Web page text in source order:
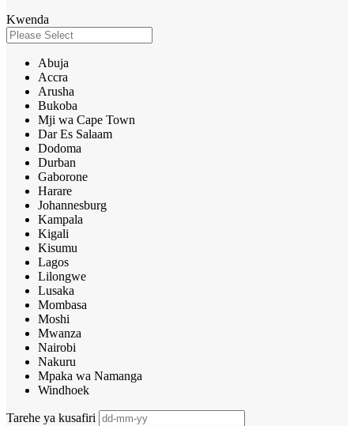
Kwenda
Abuja
Accra
Arusha
Bukoba
Mji wa Cape Town
Dar Es Salaam
Dodoma
Durban
Gaborone
Harare
Johannesburg
Kampala
Kigali
Kisumu
Lagos
Lilongwe
Lusaka
Mombasa
Moshi
Mwanza
Nairobi
Nakuru
Mpaka wa Namanga
Windhoek
Tarehe ya kusafiri